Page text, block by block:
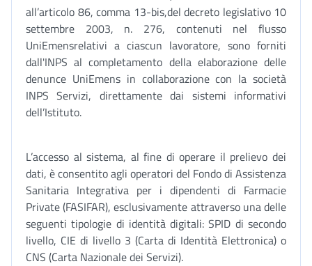
all’articolo 86, comma 13-bis,del decreto legislativo 10
settembre 2003, n. 276, contenuti nel flusso
UniEmensrelativi a ciascun lavoratore, sono forniti
dall'INPS al completamento della elaborazione delle
denunce UniEmens in collaborazione con la società
INPS Servizi, direttamente dai sistemi informativi
dell’Istituto.
L’accesso al sistema, al fine di operare il prelievo dei
dati, è consentito agli operatori del Fondo di Assistenza
Sanitaria Integrativa per i dipendenti di Farmacie
Private (FASIFAR), esclusivamente attraverso una delle
seguenti tipologie di identità digitali: SPID di secondo
livello, CIE di livello 3 (Carta di Identità Elettronica) o
CNS (Carta Nazionale dei Servizi).